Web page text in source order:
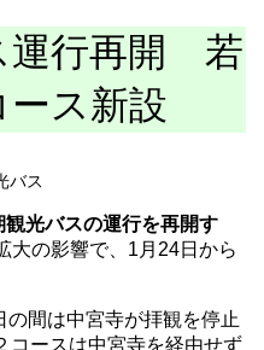
運行再開 若
ス新設
バス
光バスの運行を再開す
大の影響で、1月24日から
の間は中宮寺が拝観を停止
コースは中宮寺を経由せず